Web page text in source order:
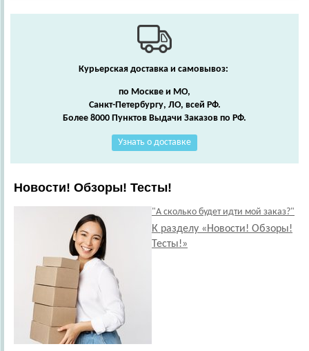
Курьерская доставка и самовывоз:
по Москве и МО,
Санкт-Петербургу, ЛО, всей РФ.
Более 8000 Пунктов Выдачи Заказов по РФ.
Узнать о доставке
Новости! Обзоры! Тесты!
"А сколько будет идти мой заказ?"
К разделу «Новости! Обзоры!
Тесты!»